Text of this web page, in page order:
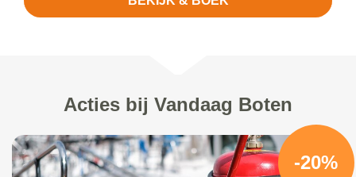
Acties bij Vandaag Boten
-20%